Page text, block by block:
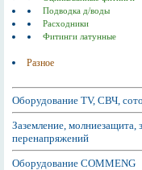
Подводка д/воды
Расходники
Фитинги латунные
Разное
Оборудование TV, СВЧ,
Заземление, молниезащита,
перенапряжений
Оборудование COMMENG